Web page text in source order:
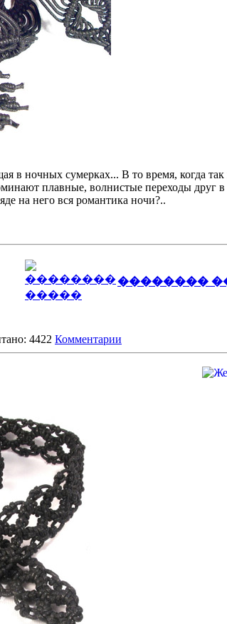
в ночных сумерках... В то время, когда так
плавные, волнистые переходы друг в
на него вся романтика ночи?..
��������
4422 Комментарии